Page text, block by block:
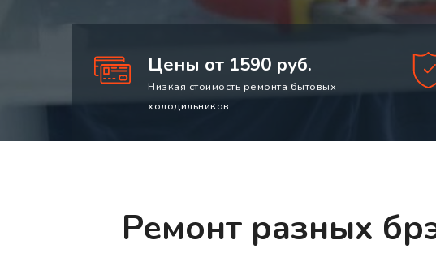
Цены от 1590 руб.
Низкая стоимость ремонта бытовых
холодильников
Ремонт разных